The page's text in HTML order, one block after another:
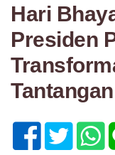
Hari
Presiden